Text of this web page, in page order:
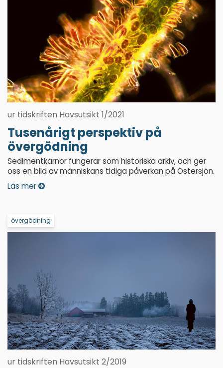
ur tidskriften Havsutsikt 1/2021
Tusenårigt perspektiv på
övergödning
Sedimentkärnor fungerar som historiska arkiv, och ger
oss en bild av människans tidiga påverkan på Östersjön.
Läs mer
övergödning
ur tidskriften Havsutsikt 2/2019